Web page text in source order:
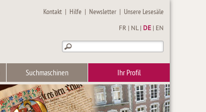
Kontakt | Hilfe | Newsletter | Unsere Lesesäle
FR NL| DE EN
Suchmaschinen Ihr Profil